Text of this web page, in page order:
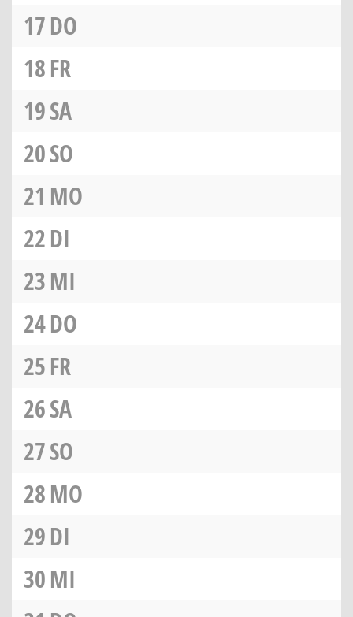
17DO
18FR
19SA
20SO
21 MO
22DI
23MI
24DO
25FR
26SA
27SO
28MO
29DI
30MI